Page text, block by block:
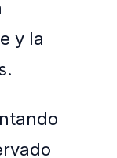
y la